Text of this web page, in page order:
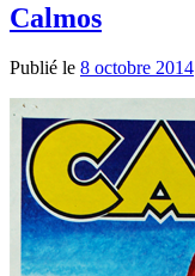
Calmos
Publié le 8 octobre 2014